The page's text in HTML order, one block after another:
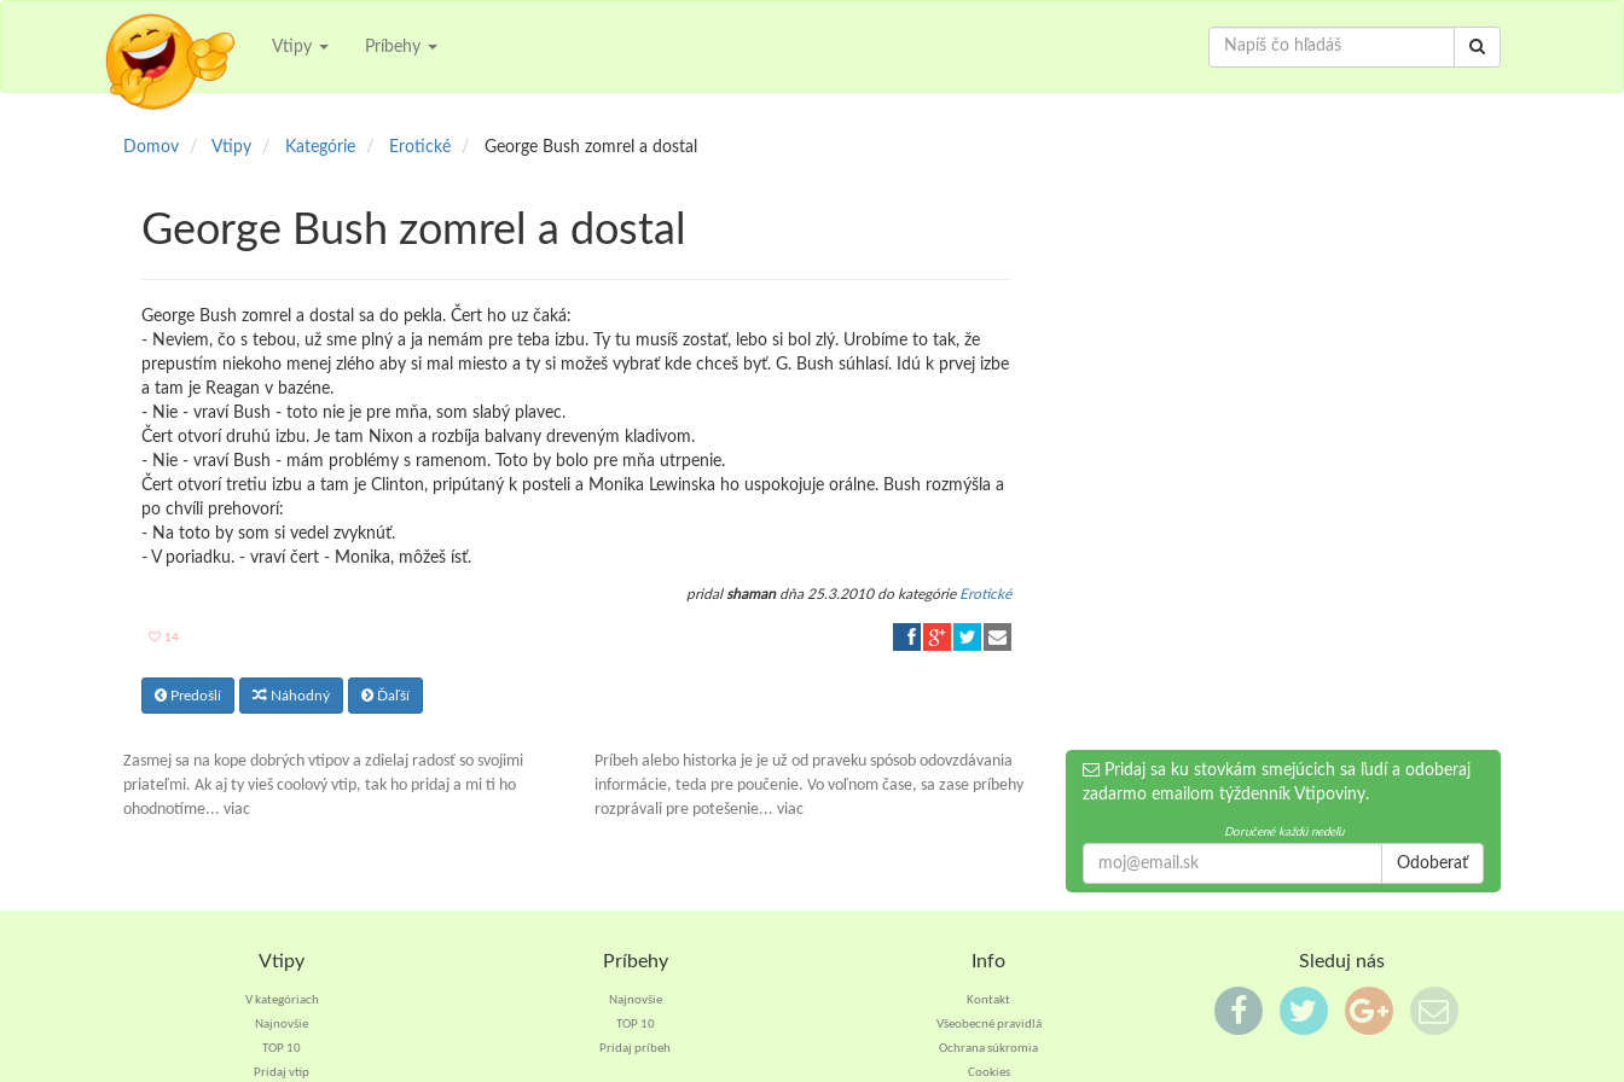
Vtipy Príbehy
Domov Vtipy Kategórie Erotické George Bush zomrel a dostal
George Bush zomrel a dostal
George Bush zomrel a dostal sa do pekla. Čert ho uz čaká:
- Neviem, čo s tebou, už sme plný a ja nemám pre teba izbu. Ty tu musíš zostať, lebo si bol zlý. Urobíme to tak, že
prepustím niekoho menej zlého aby si mal miesto a ty si možeš vybrať kde chceš byť. G. Bush súhlasí. Idú k prvej izbe
a tam je Reagan v bazéne.
- Nie - vraví Bush - toto nie je pre mňa, som slabý plavec.
Čert otvorí druhú izbu. Je tam Nixon a rozbíja balvany dreveným kladivom.
- Nie - vraví Bush - mám problémy s ramenom. Toto by bolo pre mňa utrpenie.
Čert otvorí tretiu izbu a tam je Clinton, pripútaný k posteli a Monika Lewinska ho uspokojuje orálne. Bush rozmýšla a
po chvíli prehovorí:
- Na toto by som si vedel zvyknúť.
- V poriadku. - vraví čert - Monika, môžeš ísť.
pridal shamandňa 25.3.2010 do kategórie Erotické
14
Predošlí Náhodný Ďaľší
Zasmej sa na kope dobrých vtipov a zdielaj radosť so svojimi
priateľmi. Ak aj ty vieš coolový vtip, tak ho pridaj a mi ti ho
ohodnotíme... viac
Príbeh alebo historka je je už od praveku spósob odovzdávania
informácie, teda pre poučenie. Vo voľnom čase, sa zase príbehy
rozprávali pre potešenie... viac
Pridaj sa ku stovkám smejúcich sa ľudí a odoberaj
zadarmo emailom týždenník Vtipoviny.
Doručené každú nedeľu
Odoberať
Vtipy
V kategóriach
Najnovšie
TOP 10
Pridaj vtip
Príbehy
Najnovšie
TOP 10
Pridaj príbeh
Info
Kontakt
Všeobecné pravidlá
Ochrana súkromia
Cookies
Sleduj nás